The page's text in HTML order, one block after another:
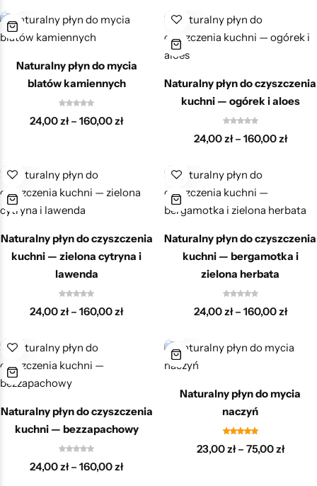
Naturalny płyn do mycia
blatów kamiennych
24,00zł– 160,00zł
Naturalny płyn do czyszczenia
kuchni — ogórek i aloes
24,00zł – 160,00zł
Naturalny płyn do czyszczenia
kuchni — zielona cytryna i
lawenda
24,00zł– 160,00zł
Naturalny płyn do czyszczenia
kuchni — bergamotka i
zielona herbata
24,00zł – 160,00zł
Naturalny płyn do czyszczenia
kuchni — bezzapachowy
24,00zł– 160,00zł
Naturalny płyn do mycia
naczyń
23,00zł – 75,00zł